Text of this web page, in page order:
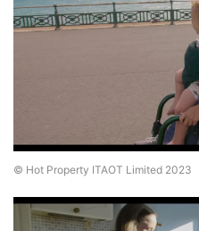
© Hot Property ITAOT Limited 2023